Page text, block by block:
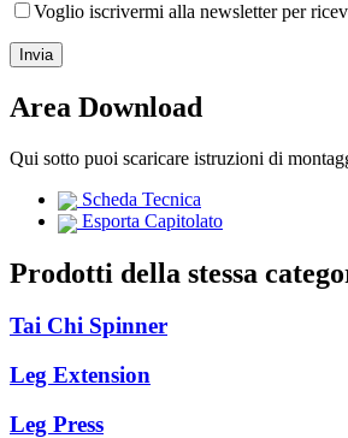
Voglio iscrivermi alla newsletter per
Area Download
Qui sotto puoi scaricare istruzioni di
Scheda Tecnica
Esporta Capitolato
Prodotti della stessa
Tai Chi Spinner
Leg Extension
Leg Press